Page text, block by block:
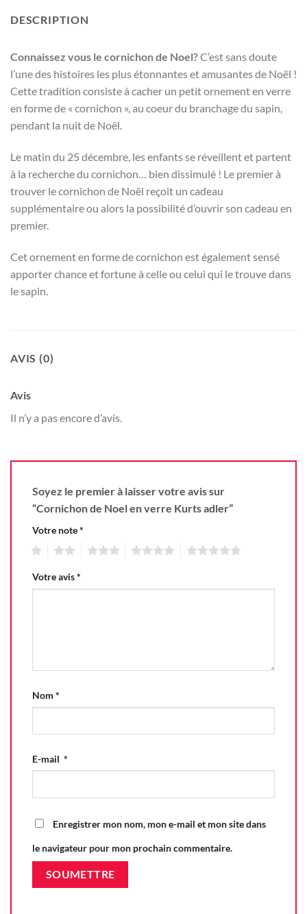
DESCRIPTION
Connaissez vous le cornichon de Noel?C’est sans doute
l’une des histoires les plus étonnantes et amusantes de Noël !
Cette tradition consiste à cacher un petit ornement en verre
en forme de « cornichon », au coeur du branchage du sapin,
pendant la nuit de Noël.
Le matin du 25 décembre, les enfants se réveillent et partent
à la recherche du cornichon… bien dissimulé ! Le premier à
trouver le cornichon de Noël reçoit un cadeau
supplémentaire ou alors la possibilité d’ouvrir son cadeau en
premier.
Cet ornement en forme de cornichon est également sensé
apporter chance et fortune à celle ou celui qui le trouve dans
le sapin.
AVIS (0)
Avis
Il n’y a pas encore d’avis.
Soyez le premier à laisser votre avis sur
“Cornichon de Noel en verre Kurts adler”
Votre note*
Votre avis*
Nom *
E-mail *
Enregistrer mon nom, mon e-mail et mon site dans
le navigateur pour mon prochain commentaire.